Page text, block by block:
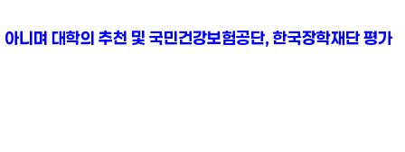
니며 대학의 추천 및 국민건강보험공단, 한국장학재단 평가